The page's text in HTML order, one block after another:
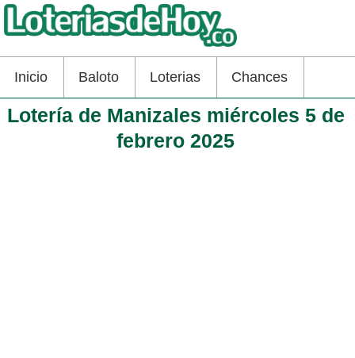
Inicio Baloto Loterias Chances
Lotería de Manizales miércoles 5 de
febrero 2025